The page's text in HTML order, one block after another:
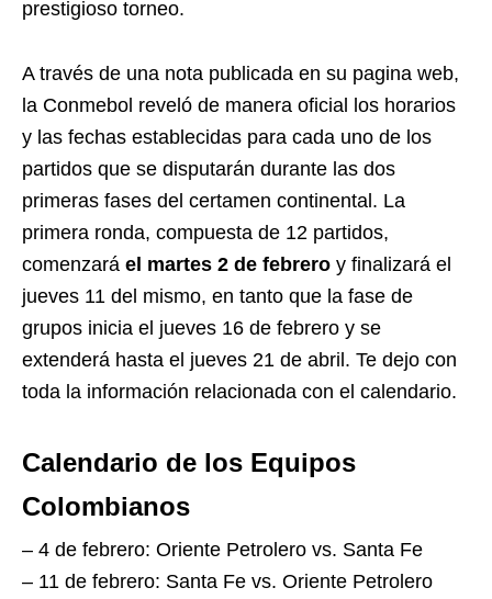
prestigioso torneo.
A través de una nota publicada en su pagina web,
la Conmebol reveló de manera oficial los horarios
y las fechas establecidas para cada uno de los
partidos que se disputarán durante las dos
primeras fases del certamen continental. La
primera ronda, compuesta de 12 partidos,
comenzará el martes 2 de febrero y finalizará el
jueves 11 del mismo, en tanto que la fase de
grupos inicia el jueves 16 de febrero y se
extenderá hasta el jueves 21 de abril. Te dejo con
toda la información relacionada con el calendario.
Calendario de los Equipos
Colombianos
– 4 de febrero: Oriente Petrolero vs. Santa Fe
– 11 de febrero: Santa Fe vs. Oriente Petrolero